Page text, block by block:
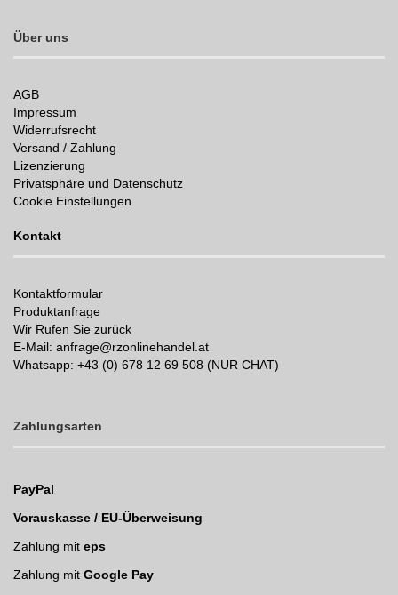
Über uns
AGB
Impressum
Widerrufsrecht
Versand / Zahlung
Lizenzierung
Privatsphäre und Datenschutz
Cookie Einstellungen
Kontakt
Kontaktformular
Produktanfrage
Wir Rufen Sie zurück
E-Mail: anfrage@rzonlinehandel.at
Whatsapp: +43 (0) 678 12 69 508 (NUR CHAT)
Zahlungsarten
PayPal
Vorauskasse / EU-Überweisung
Zahlung mit eps
Zahlung mit Google Pay